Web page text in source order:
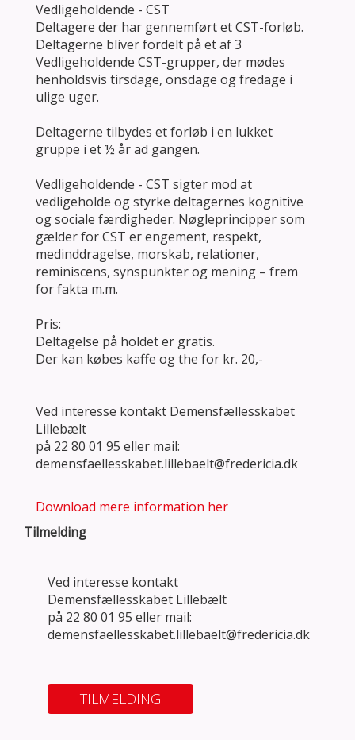
Vedligeholdende - CST
Deltagere der har gennemført et CST-forløb.
Deltagerne bliver fordelt på et af 3
Vedligeholdende CST-grupper, der mødes
henholdsvis tirsdage, onsdage og fredage i
ulige uger.
Deltagerne tilbydes et forløb i en lukket
gruppe i et ½ år ad gangen.
Vedligeholdende - CST sigter mod at
vedligeholde og styrke deltagernes kognitive
og sociale færdigheder. Nøgleprincipper som
gælder for CST er engement, respekt,
medinddragelse, morskab, relationer,
reminiscens, synspunkter og mening – frem
for fakta m.m.
Pris:
Deltagelse på holdet er gratis.
Der kan købes kaffe og the for kr. 20,-
Ved interesse kontakt Demensfællesskabet
Lillebælt
på 22 80 01 95 eller mail:
demensfaellesskabet.lillebaelt@fredericia.dk
Download mere information her
Tilmelding
Ved interesse kontakt
Demensfællesskabet Lillebælt
på 22 80 01 95 eller mail:
demensfaellesskabet.lillebaelt@fredericia.dk
TILMELDING